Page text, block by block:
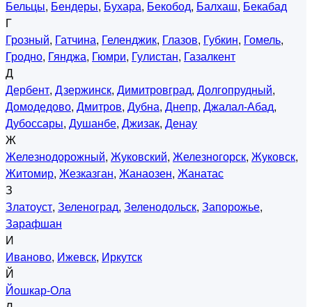
Бельцы, Бендеры, Бухара, Бекобод, Балхаш, Бекабад
Г
Грозный, Гатчина, Геленджик, Глазов, Губкин, Гомель,
Гродно, Гянджа, Гюмри, Гулистан, Газалкент
Д
Дербент, Дзержинск, Димитровград, Долгопрудный,
Домодедово, Дмитров, Дубна, Днепр, Джалал-Абад,
Дубоссары, Душанбе, Джизак, Денау
Ж
Железнодорожный, Жуковский, Железногорск, Жуковск,
Житомир, Жезказган, Жанаозен, Жанатас
З
Златоуст, Зеленоград, Зеленодольск, Запорожье,
Зарафшан
И
Иваново, Ижевск, Иркутск
Й
Йошкар-Ола